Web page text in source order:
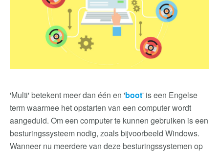
'Multi' betekent meer dan één en 'boot' is een Engelse
term waarmee het opstarten van een computer wordt
aangeduid. Om een computer te kunnen gebruiken is een
besturingssysteem nodig, zoals bijvoorbeeld Windows.
Wanneer nu meerdere van deze besturingssystemen op